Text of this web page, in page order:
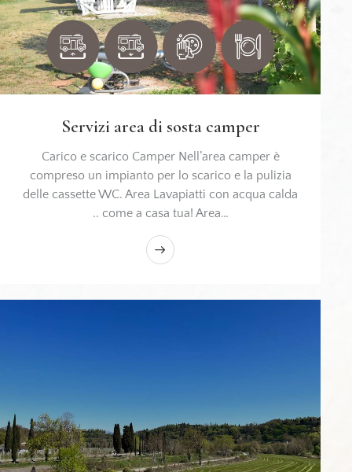
Servizi area di sosta camper
Carico e scarico Camper Nell’area camper è
compreso un impianto per lo scarico e la pulizia
delle cassette WC. Area Lavapiatti con acqua calda
.. come a casa tua! Area…